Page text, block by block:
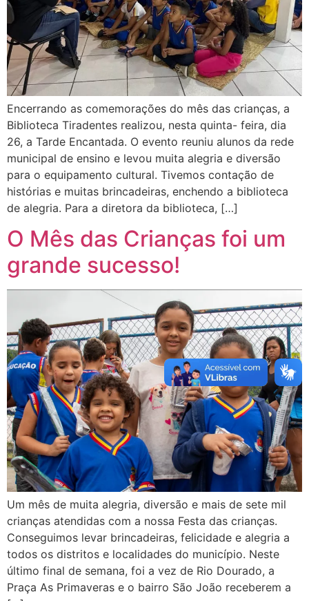
Encerrando as comemorações do mês das crianças, a
Biblioteca Tiradentes realizou, nesta quinta- feira, dia
26, a Tarde Encantada. O evento reuniu alunos da rede
municipal de ensino e levou muita alegria e diversão
para o equipamento cultural. Tivemos contação de
histórias e muitas brincadeiras, enchendo a biblioteca
de alegria. Para a diretora da biblioteca, […]
O Mês das Crianças foi um
grande sucesso!
Um mês de muita alegria, diversão e mais de sete mil
crianças atendidas com a nossa Festa das crianças.
Conseguimos levar brincadeiras, felicidade e alegria a
todos os distritos e localidades do município. Neste
último final de semana, foi a vez de Rio Dourado, a
Praça As Primaveras e o bairro São João receberem a